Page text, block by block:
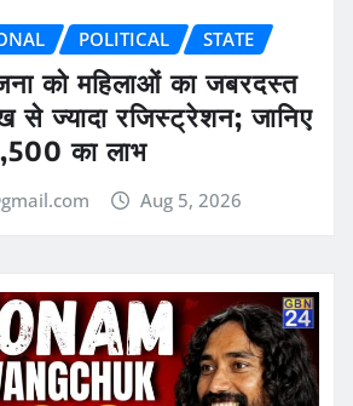
POLITICAL STATE
को महिलाओं का जबरदस्त
से ज्यादा रजिस्ट्रेशन; जानिए
का लाभ
Aug 5, 2026